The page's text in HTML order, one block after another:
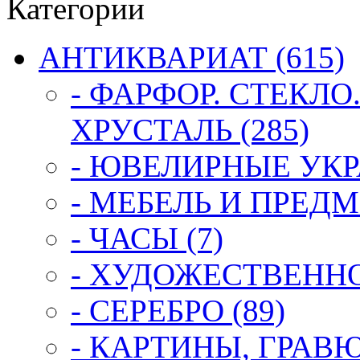
Категории
АНТИКВАРИАТ (615)
- ФАРФОР.
ХРУСТАЛЬ (285)
- ЮВЕЛИРНЫЕ
- МЕБЕЛЬ И
- ЧАСЫ (7)
-
- СЕРЕБРО (89)
- КАРТИНЫ,